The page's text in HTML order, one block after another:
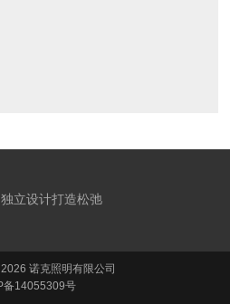
立设计打造松弛
诺克照明有限公司
备14055309号